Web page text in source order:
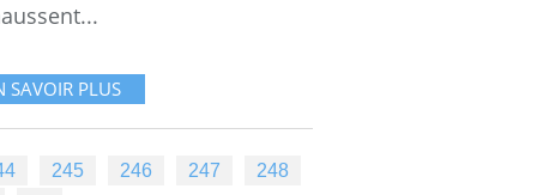
SAVOIR PLUS
245 246 247
248